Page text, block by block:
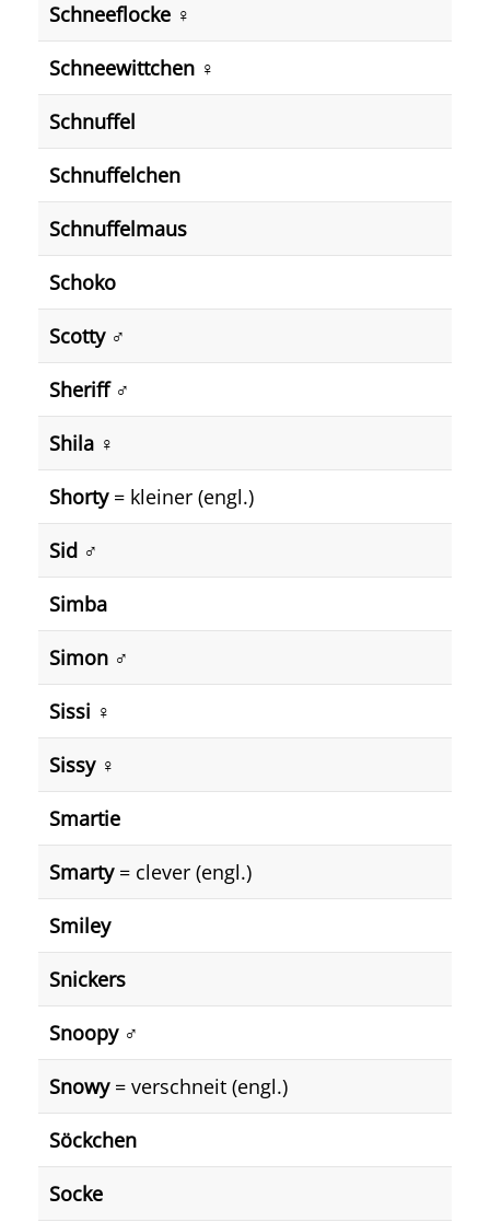
Schneeflocke ♀️
Schneewittchen ♀️
Schnuffel
Schnuffelchen
Schnuffelmaus
Schoko
Scotty ♂️
Sheriff ♂️
Shila ♀️
Shorty= kleiner (engl.)
Sid ♂️
Simba
Simon ♂️
Sissi ♀️
Sissy ♀️
Smartie
Smarty= clever (engl.)
Smiley
Snickers
Snoopy ♂️
Snowy= verschneit (engl.)
Söckchen
Socke